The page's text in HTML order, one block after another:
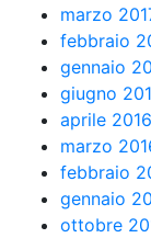
marzo
febbraio
gennaio
giugno
aprile 2016
marzo
febbraio
gennaio
ottobre